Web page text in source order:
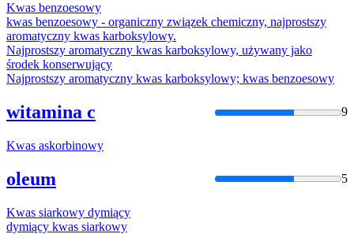
Kwas benzoesowy
kwas benzoesowy - organiczny związek chemiczny, najprostszy
aromatyczny kwas karboksylowy.
Najprostszy aromatyczny kwas karboksylowy, używany jako
środek konserwujący
Najprostszy aromatyczny kwas karboksylowy; kwas benzoesowy
witamina c 9
Kwas askorbinowy
oleum 5
Kwas siarkowy dymiący
dymiący kwas siarkowy